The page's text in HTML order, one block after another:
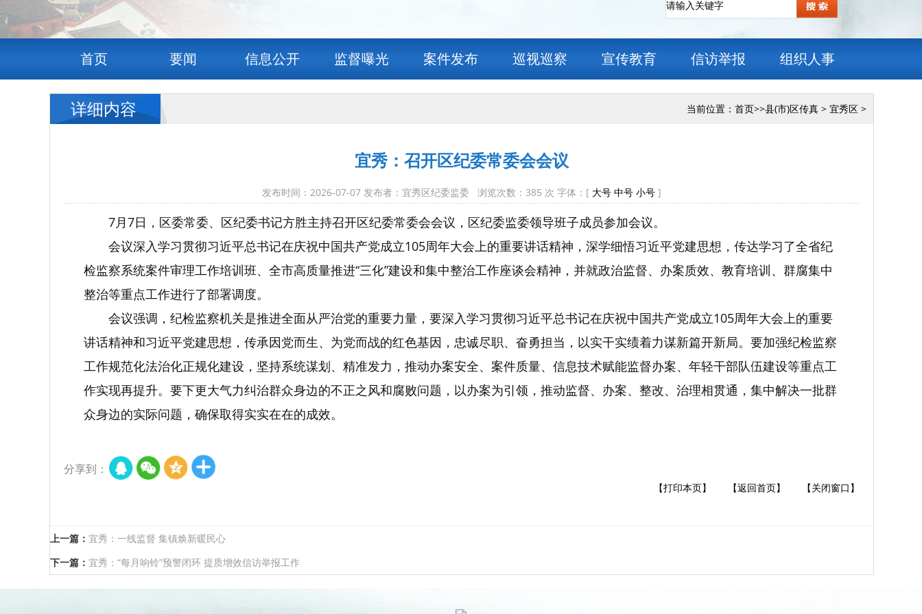
首页 要闻 信息公开 监督曝光 案件发布 巡视巡察 宣传教育 信访举报 组织人事
当前位置： 首页>>县(市)区传真 > 宜秀区 >
详细内容
宜秀：召开区纪委常委会会议
发布时间：2026-07-07 发布者：宜秀区纪委监委 浏览次数： 385 次 字体：[ 大号 中号 小号 ]
7月7日，区委常委、区纪委书记方胜主持召开区纪委常委会会议，区纪委监委领导班子成员参加会议。
会议深入学习贯彻习近平总书记在庆祝中国共产党成立105周年大会上的重要讲话精神，深学细悟习近平党建思想，传达学习了全省纪
检监察系统案件审理工作培训班、全市高质量推进“三化”建设和集中整治工作座谈会精神，并就政治监督、办案质效、教育培训、群腐集中
整治等重点工作进行了部署调度。
会议强调，纪检监察机关是推进全面从严治党的重要力量，要深入学习贯彻习近平总书记在庆祝中国共产党成立105周年大会上的重要
讲话精神和习近平党建思想，传承因党而生、为党而战的红色基因，忠诚尽职、奋勇担当，以实干实绩着力谋新篇开新局。要加强纪检监察
工作规范化法治化正规化建设，坚持系统谋划、精准发力，推动办案安全、案件质量、信息技术赋能监督办案、年轻干部队伍建设等重点工
作实现再提升。要下更大气力纠治群众身边的不正之风和腐败问题，以办案为引领，推动监督、办案、整改、治理相贯通，集中解决一批群
众身边的实际问题，确保取得实实在在的成效。
分享到：
【打印本页】 【返回首页】 【关闭窗口】
上一篇： 宜秀：一线监督 集镇焕新暖民心
下一篇： 宜秀：“每月响铃”预警闭环 提质增效信访举报工作